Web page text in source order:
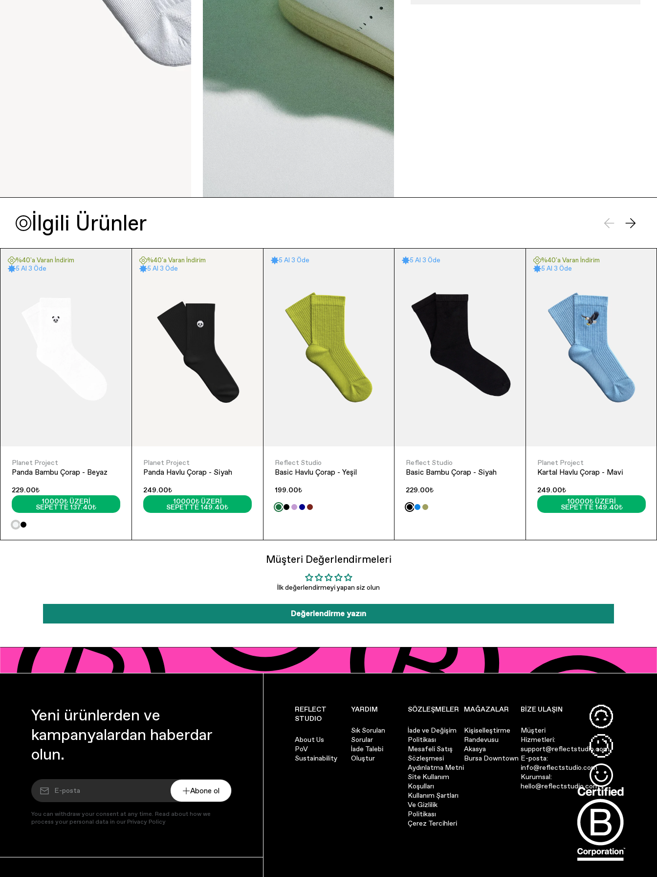
İlgili Ürünler
%40'a Varan İndirim
5 Al 3 Öde
Planet Project
Panda Bambu Çorap - Beyaz
229.00₺
10000₺ ÜZERI
SEPETTE 137.40₺
%40'a Varan İndirim
5 Al 3 Öde
Planet Project
Panda Havlu Çorap - Siyah
249.00₺
10000₺ ÜZERI
SEPETTE 149.40₺
5 Al 3 Öde
Reflect Studio
Basic Havlu Çorap - Yeşil
199.00₺
5 Al 3 Öde
Reflect Studio
Basic Bambu Çorap - Siyah
229.00₺
%40'a Varan İndirim
5 Al 3 Öde
Planet Project
Kartal Havlu Çorap - Mavi
249.00₺
10000₺ ÜZERI
SEPETTE 149.40₺
Müşteri Değerlendirmeleri
İlk değerlendirmeyi yapan siz olun
Değerlendirme yazın
Yeni ürünlerden ve
kampanyalardan haberdar
olun.
Abone ol
You can withdraw your consent at any time. Read about how we
process your personal data in our Privacy Policy
REFLECT
STUDIO
About Us
PoV
Sustainability
YARDIM
Sık Sorulan
Sorular
İade Talebi
Oluştur
SÖZLEŞMELER
İade ve Değişim
Politikası
Mesafeli Satış
Sözleşmesi
Aydınlatma Metni
Site Kullanım
Koşulları
Kullanım Şartları
Ve Gizlilik
Politikası
Çerez Tercihleri
MAĞAZALAR
Kişiselleştirme
Randevusu
Akasya
Bursa Downtown
BIZE ULAŞIN
Müşteri
Hizmetleri:
support@reflectstudio.com
E-posta:
info@reflectstudio.com
Kurumsal:
hello@reflectstudio.com